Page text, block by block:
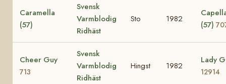
Caramella
(57)
Svensk
Varmblodig
Ridhäst
Sto 1982
(57)
Cheer Guy
713
Svensk
Varmblodig
Ridhäst
Hingst 1982
Lady
12914